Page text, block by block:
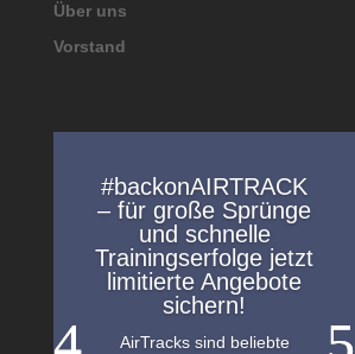
Über uns
Vorstand
#backonAIRTRACK
– für große Sprünge
und schnelle
Trainingserfolge jetzt
limitierte Angebote
sichern!
AirTracks sind beliebte